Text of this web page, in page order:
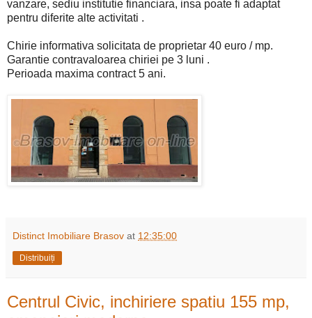
vanzare, sediu institutie financiara, insa poate fi adaptat
pentru diferite alte activitati .
Chirie informativa solicitata de proprietar 40 euro / mp.
Garantie contravaloarea chiriei pe 3 luni .
Perioada maxima contract 5 ani.
Distinct Imobiliare Brasov at 12:35:00
Distribuiți
Centrul Civic, inchiriere spatiu 155 mp,